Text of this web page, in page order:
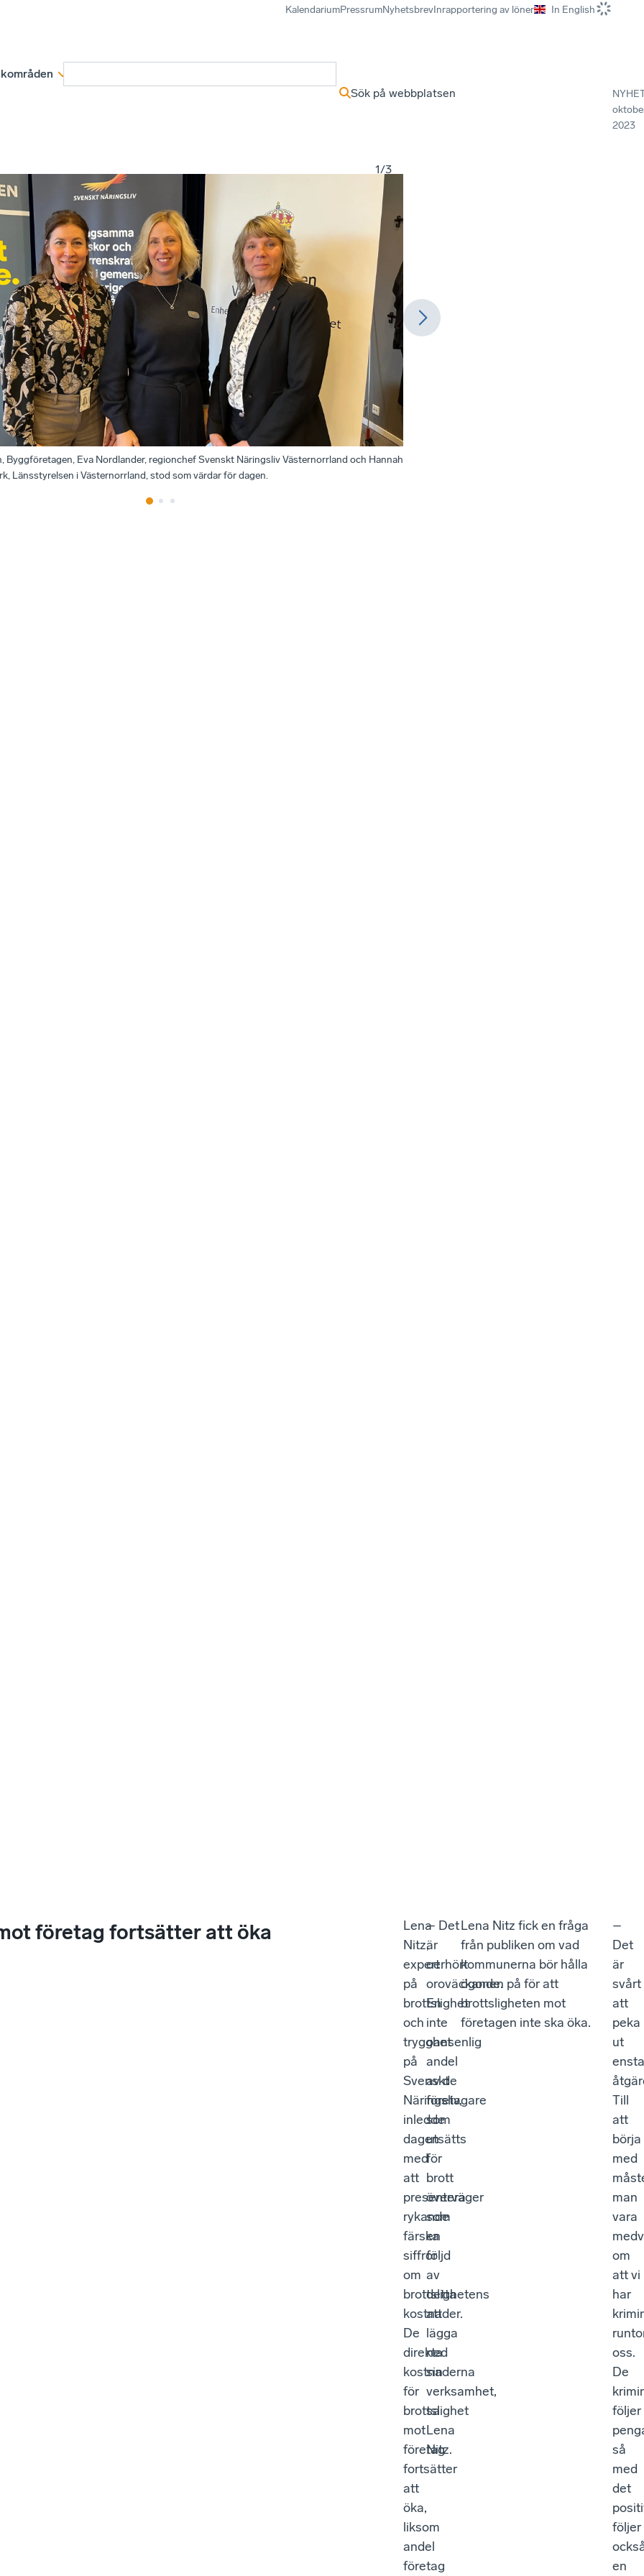
KalendariumPressrumNyhetsbrevInrapportering av löner In English
Sök på webbplatsen
2023
1/3
Byggföretagen, Eva Nordlander, regionchef Svenskt Näringsliv Västernorrland och Hannah
Länsstyrelsen i Västernorrland, stod som värdar för dagen.
företag fortsätter att öka
Lena
Nitz,
expert
på
brottslighet
och
trygghet
på
Svenskt
Näringsliv,
inledde
dagen
med
att
presentera
rykande
färska
siffror
om
brottslighetens
kostnader.
De
direkta
kostnaderna
för
brottslighet
mot
företag
fortsätter
att
öka,
liksom
andel
företag
– Det
är
oerhört
oroväckande.
En
inte
oansenlig
andel
av de
företagare
som
utsätts
för
brott
överväger
som
en
följd
av
detta
att
lägga
ned
sin
verksamhet,
sa
Lena
Nitz.
Lena Nitz fick en fråga
från publiken om vad
kommunerna bör hålla
ögonen på för att
brottsligheten mot
företagen inte ska öka.
–
Det
är
svårt
att
peka
ut
Till
att
börja
med
man
vara
om
att vi
har
oss.
De
följer
så
med
det
följer
en